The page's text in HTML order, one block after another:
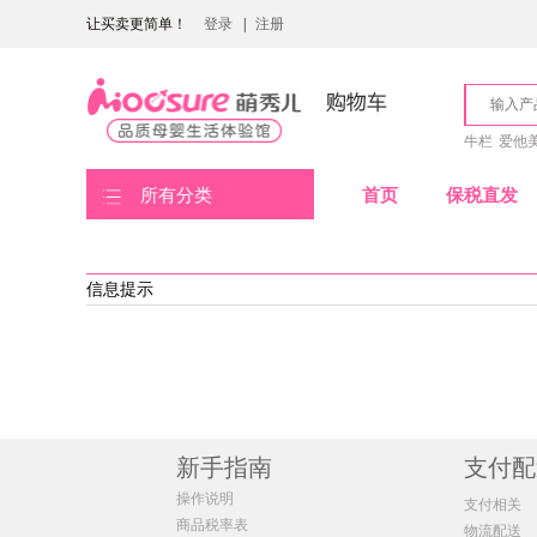
让买卖更简单！ 登录 注册
牛栏 爱他
所有分类 首页 保税直发
信息提示
新手指南
操作说明
商品税率表
支付
支付相关
物流配送